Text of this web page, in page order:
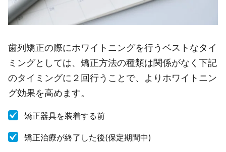
歯列矯正の際にホワイトニングを行うベストなタイ
ミングとしては、矯正方法の種類は関係がなく下記
のタイミングに２回行うことで、よりホワイトニン
グ効果を高めます。
矯正器具を装着する前
矯正治療が終了した後(保定期間中)